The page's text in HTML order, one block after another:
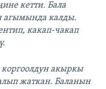
кетти. Бала
агымында калды.
какап-чакап
коргоолдун акыркы
жаткан. Баланын